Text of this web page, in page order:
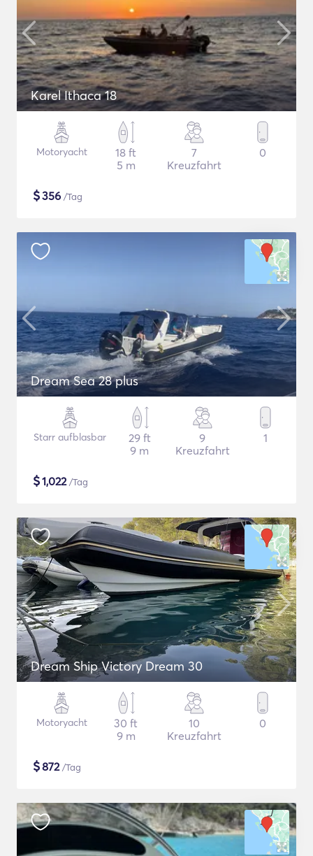
Karel Ithaca 18
Motoryacht
18 ft
5 m
7
Kreuzfahrt
0
$356 /Tag
Dream Sea 28 plus
Starr aufblasbar
29 ft
9 m
9
Kreuzfahrt
1
$1,022/Tag
Dream Ship Victory Dream 30
Motoryacht
30 ft
9 m
10
Kreuzfahrt
0
$872/Tag